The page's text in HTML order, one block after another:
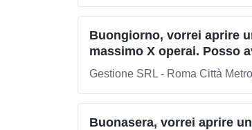
Buongiorno, vorrei aprire
massimo X operai. Posso
Gestione SRL - Roma Città
Buonasera, vorrei aprire